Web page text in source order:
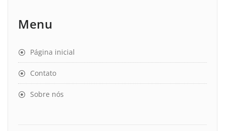
Menu
Página inicial
Contato
Sobre nós